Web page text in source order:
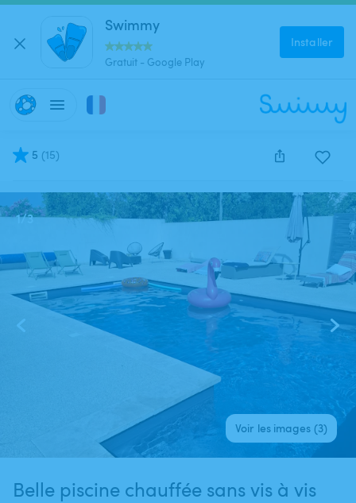
Swimmy
Gratuit - Google Play
Installer
5 (15)
Cette annonce est close et ne peut être réservée.
1/3
Voir les images (3)
Belle piscine chauffée sans vis à vis